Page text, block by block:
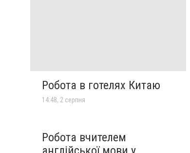
Робота в готелях Китаю
14:48, 2 серпня
Робота вчителем